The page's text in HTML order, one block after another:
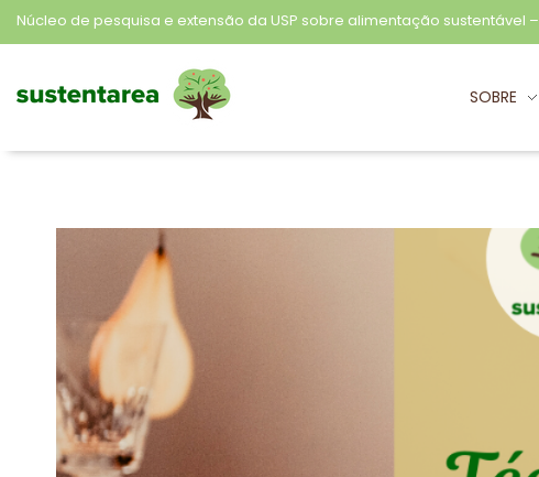
Núcleo de pesquisa e extensão da USP sobre alimentação sustentável –
Sustentarea
SOBRE